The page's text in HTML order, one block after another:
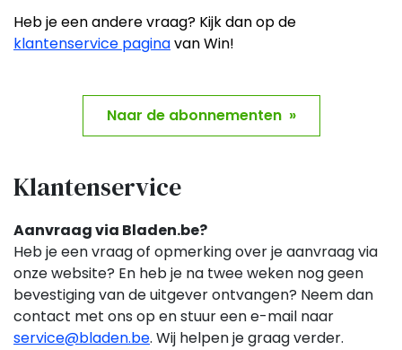
Heb je een andere vraag? Kijk dan op de
klantenservice paginavan Win!
Naar de abonnementen »
Klantenservice
Aanvraag via Bladen.be?
Heb je een vraag of opmerking over je aanvraag via
onze website? En heb je na twee weken nog geen
bevestiging van de uitgever ontvangen? Neem dan
contact met ons op en stuur een e-mail naar
service@bladen.be. Wij helpen je graag verder.